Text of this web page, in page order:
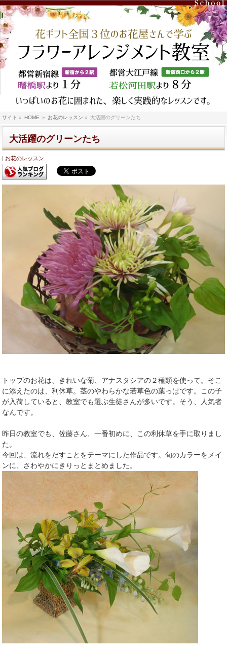
サイト » HOME » お花のレッスン » 大活躍のグリーンたち
大活躍のグリーンたち
お花のレッスン
トップのお花は、きれいな菊、アナスタシアの２種類を使って。そこ
に添えたのは、利休草。茎のやわらかな若草色の葉っぱです。この子
が入荷していると、教室でも選ぶ生徒さんが多いです。そう、人気者
なんです。
昨日の教室でも、佐藤さん、一番初めに、この利休草を手に取りまし
た。
今回は、流れをだすことをテーマにした作品です。旬のカラーをメイ
ンに、さわやかにきりっとまとめました。